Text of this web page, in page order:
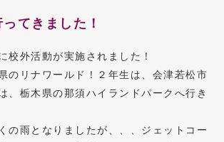
てきました！
校外活動が実施されました！
のリナワールド！２年生は、会津若松市
、栃木県の那須ハイランドパークへ行き
の雨となりましたが、、、ジェットコー